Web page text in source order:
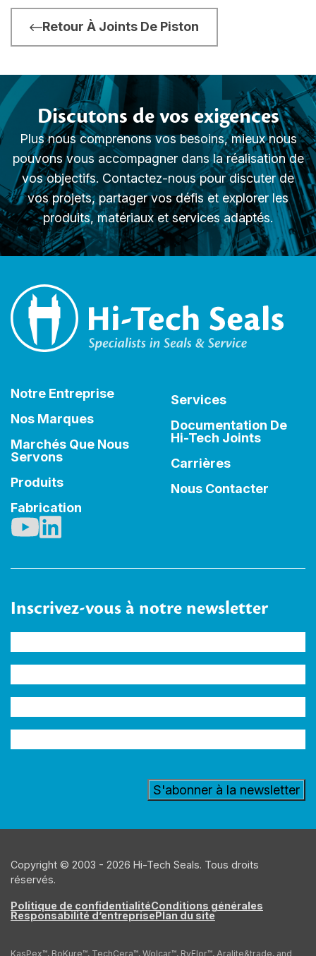
Retour À Joints De Piston
Discutons de vos exigences
Plus nous comprenons vos besoins, mieux nous
pouvons vous accompagner dans la réalisation de
vos objectifs. Contactez-nous pour discuter de
vos projets, partager vos défis et explorer les
produits, matériaux et services adaptés.
Notre Entreprise
Nos Marques
Marchés Que Nous
Servons
Produits
Fabrication
Services
Documentation De
Hi-Tech Joints
Carrières
Nous Contacter
Inscrivez-vous à notre newsletter
Copyright © 2003 - 2026 Hi-Tech Seals. Tous droits
réservés.
Politique de confidentialitéConditions générales
Responsabilité d’entreprisePlan du site
KasPex™, BoKure™, TechCera™, Wolcar™, RyFlor™, Aralite&trade, and